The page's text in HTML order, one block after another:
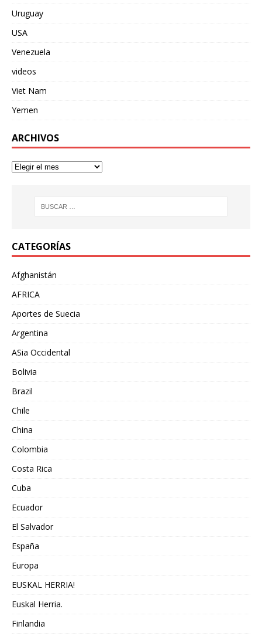
Uruguay
USA
Venezuela
videos
Viet Nam
Yemen
ARCHIVOS
CATEGORÍAS
Afghanistán
AFRICA
Aportes de Suecia
Argentina
ASia Occidental
Bolivia
Brazil
Chile
China
Colombia
Costa Rica
Cuba
Ecuador
El Salvador
España
Europa
EUSKAL HERRIA!
Euskal Herria.
Finlandia